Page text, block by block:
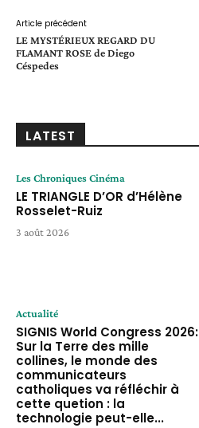
Article précédent
LE MYSTÉRIEUX REGARD DU
FLAMANT ROSE de Diego
Céspedes
LATEST
Les Chroniques Cinéma
LE TRIANGLE D’OR d’Hélène
Rosselet-Ruiz
3 août 2026
Actualité
SIGNIS World Congress 2026:
Sur la Terre des mille
collines, le monde des
communicateurs
catholiques va réfléchir à
cette quetion : la
technologie peut-elle...